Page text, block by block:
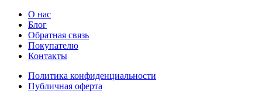
О нас
Блог
Обратная связь
Покупателю
Контакты
Политика конфиденциальности
Публичная оферта